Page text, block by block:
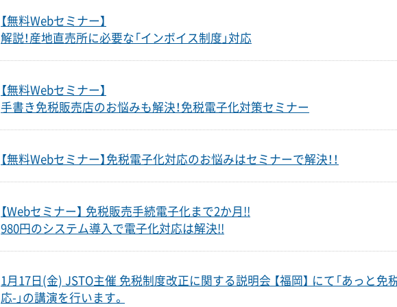
【無料Webセミナー】
解説！産地直売所に必要な「インボイス制度」対応
【無料Webセミナー】
手書き免税販売店のお悩みも解決！免税電子化対策セミナー
【無料Webセミナー】免税電子化対応のお悩みはセミナーで解決！！
【Webセミナー】 免税販売手続電子化まで2か月!!
980円のシステム導入で電子化対応は解決!!
1月17日(金) JSTO主催 免税制度改正に関する説明会 【福岡】 にて「あっと免
応-」の講演を行います。